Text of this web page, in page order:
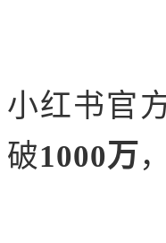
小红书官
破1000万